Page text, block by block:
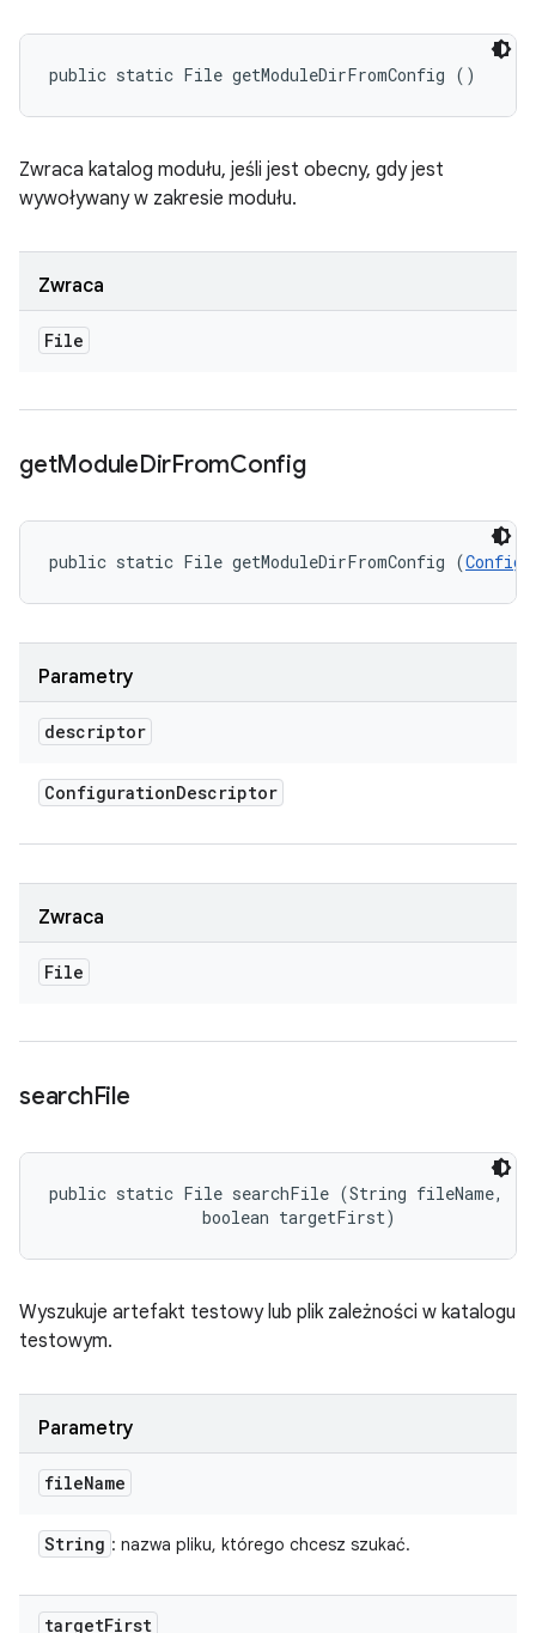
public static File getModuleDirFromConfig ()
Zwraca katalog modułu, jeśli jest obecny, gdy jest
wywoływany w zakresie modułu.
Zwraca
File
getModuleDirFromConfig
public static File getModuleDirFromConfig (
Parametry
descriptor
ConfigurationDescriptor
Zwraca
File
searchFile
public static File searchFile (String fileName,
                boolean targetFirst)
Wyszukuje artefakt testowy lub plik zależności w katalogu
testowym.
Parametry
fileName
String : nazwa pliku, którego chcesz szukać.
targetFirst